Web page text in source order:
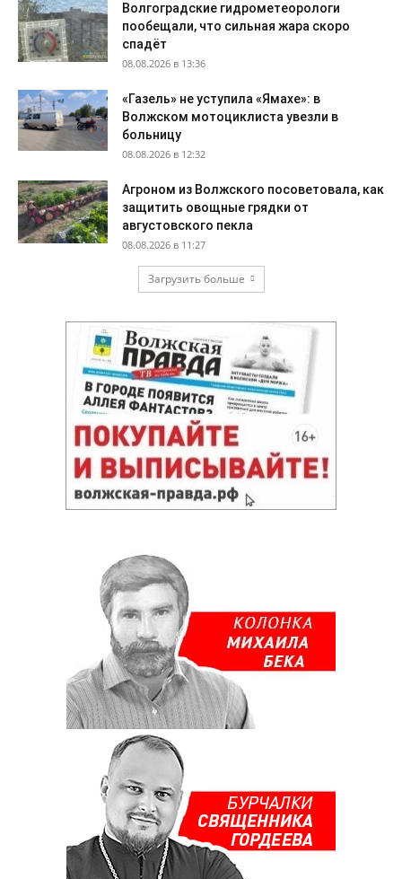
Волгоградские гидрометеорологи
пообещали, что сильная жара скоро
спадёт
08.08.2026 в 13:36
«Газель» не уступила «Ямахе»: в
Волжском мотоциклиста увезли в
больницу
08.08.2026 в 12:32
Агроном из Волжского посоветовала, как
защитить овощные грядки от
августовского пекла
08.08.2026 в 11:27
Загрузить больше